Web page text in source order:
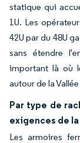
statique qui
1U. Les
42U par du 48U
sans étendre
important là où
autour de la
Par type de
exigences de
Les armoires